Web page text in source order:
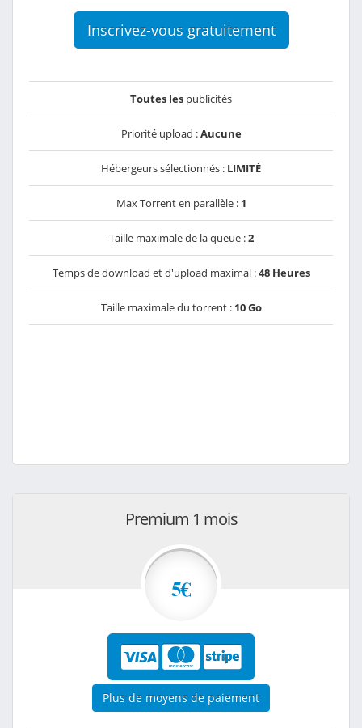
Inscrivez-vous gratuitement
Toutes les publicités
Priorité upload :Aucune
Hébergeurs sélectionnés : LIMITÉ
Max Torrent en parallèle : 1
Taille maximale de la queue :2
Temps de download et d'upload maximal :48 Heures
Taille maximale du torrent : 10 Go
Premium 1 mois
5€
Plus de moyens de paiement